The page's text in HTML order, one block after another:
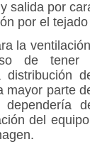
salida por
por el tejado
la
de tener
distribución
mayor parte
dependería
del